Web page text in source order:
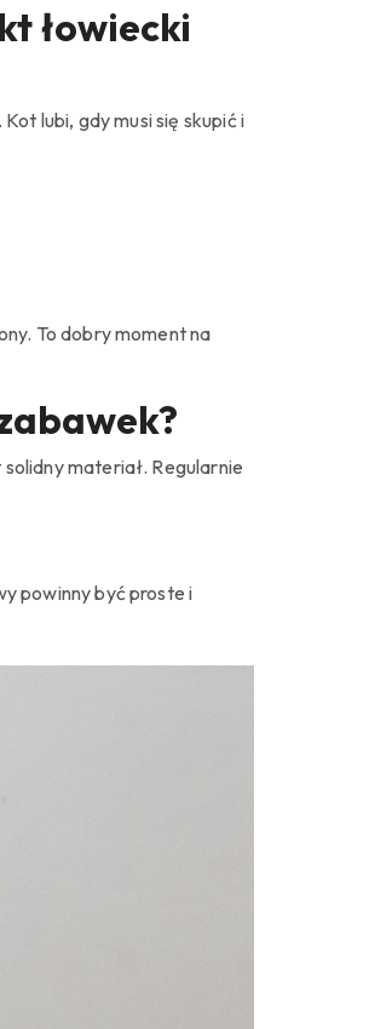
łowiecki
lubi, gdy musi się skupić i
To dobry moment na
materiał. Regularnie
powinny być proste i